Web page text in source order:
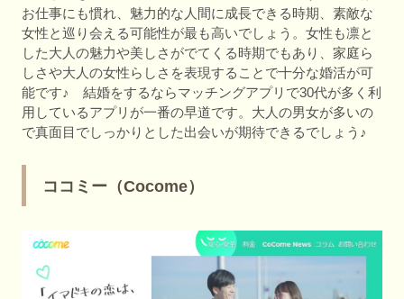
お仕事にも慣れ、魅力的な人間に成長できる時期、素敵な
女性と巡り会える可能性が最も高いでしょう。女性も凛と
した大人の魅力や美しさがでてくる時期でもあり、家庭ら
しさや大人の女性らしさを表現することで十分な婚活が可
能です♪ 結婚をするならマッチングアプリで30代が多く利
用しているアプリが一番の早道です。大人の男女が多いの
で真面目でしっかりとした出会いが期待できるでしょう♪
ココミー（Cocome）